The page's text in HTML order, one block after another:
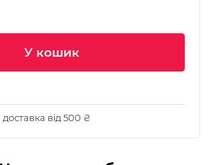
У кошик
від 500 ₴